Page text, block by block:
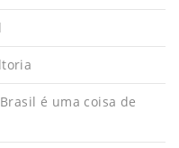
é uma coisa de